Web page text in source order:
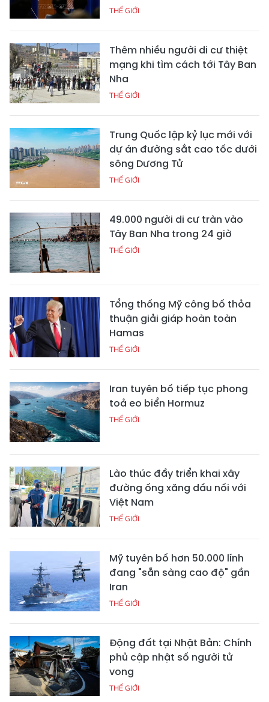
THẾ GIỚI
Thêm nhiều người di cư thiệt
mạng khi tìm cách tới Tây Ban
Nha
THẾ GIỚI
Trung Quốc lập kỷ lục mới với
dự án đường sắt cao tốc dưới
sông Dương Tử
THẾ GIỚI
49.000 người di cư tràn vào
Tây Ban Nha trong 24 giờ
THẾ GIỚI
Tổng thống Mỹ công bố thỏa
thuận giải giáp hoàn toàn
Hamas
THẾ GIỚI
Iran tuyên bố tiếp tục phong
toả eo biển Hormuz
THẾ GIỚI
Lào thúc đẩy triển khai xây
đường ống xăng dầu nối với
Việt Nam
THẾ GIỚI
Mỹ tuyên bố hơn 50.000 lính
đang "sẵn sàng cao độ" gần
Iran
THẾ GIỚI
Động đất tại Nhật Bản: Chính
phủ cập nhật số người tử
vong
THẾ GIỚI